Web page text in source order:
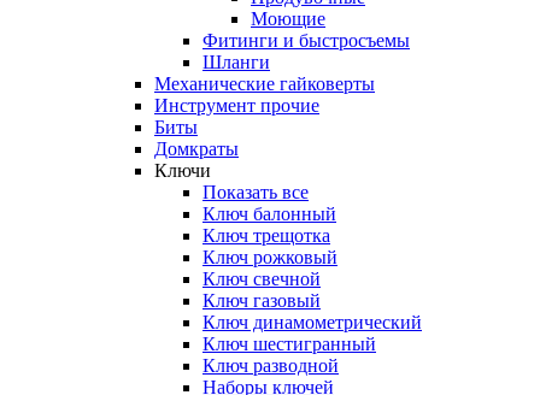
Моющие
Фитинги и быстросъемы
Шланги
Механические гайковерты
Инструмент прочиe
Биты
Домкраты
Ключи
Показать все
Ключ балонный
Ключ трещотка
Ключ рожковый
Ключ свечной
Ключ газовый
Ключ динамометрический
Ключ шестигранный
Ключ разводной
Наборы ключей